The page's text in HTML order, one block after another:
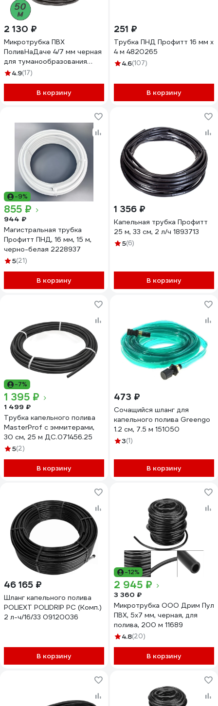
2 130 ₽
Микротрубка ПВХ
ПоливНаДаче 4/7 мм черная
для туманообразования
намотка 50 м PVC47.50
4.9(17)
В корзину
251 ₽
Трубка ПНД Профитт 16 мм х
4 м 4820265
4.6(107)
В корзину
-9%
855 ₽
944 ₽
Магистральная трубка
Профитт ПНД, 16 мм, 15 м,
черно-белая 2228937
5(21)
В корзину
1 356 ₽
Капельная трубка Профитт
25 м, 33 см, 2 л/ч 1893713
5(6)
В корзину
-7%
1 395 ₽
1 499 ₽
Трубка капельного полива
MasterProf с эммитерами,
30 см, 25 м ДС.071456.25
5(2)
В корзину
473 ₽
Сочащийся шланг для
капельного полива Greengo
1.2 см, 7.5 м 151050
3(1)
В корзину
46 165 ₽
Шланг капельного полива
POLIEXT POLIDRIP PC (Комп.)
2 л-ч/16/33 09120036
В корзину
-12%
2 945 ₽
3 360 ₽
Микротрубка ООО Дрим Пул
ПВХ, 5x7 мм, черная, для
полива, 200 м 11689
4.8(20)
В корзину